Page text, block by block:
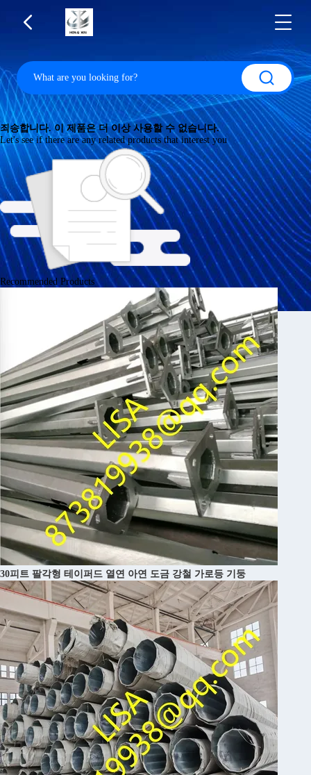
죄송합니다. 이 제품은 더 이상 사용할 수 없습니다.
Let's see if there are any related products that interest you
Recommended Products
30피트 팔각형 테이퍼드 열연 아연 도금 강철 가로등 기둥